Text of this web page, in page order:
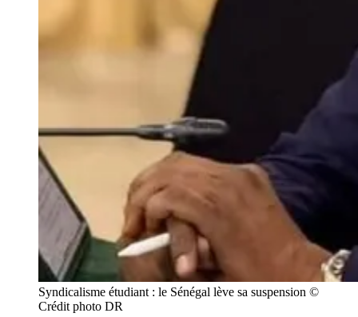
Syndicalisme étudiant : le Sénégal lève sa suspension ©
Crédit photo DR